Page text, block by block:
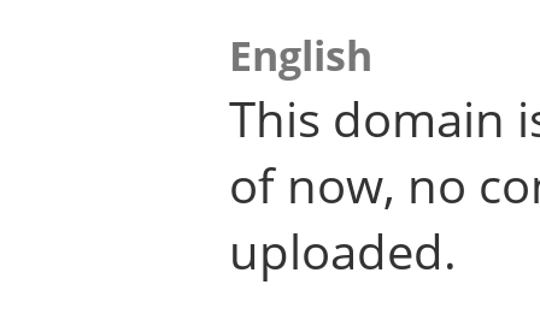
English
This domain
of now, no
uploaded.